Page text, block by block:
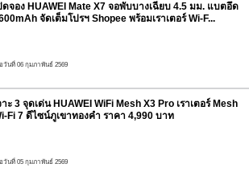
ดจอง HUAWEI Mate X7 จอพับบางเฉียบ 4.5 มม. แบตอึด
จัดเต็มโปรฯ Shopee พร้อมเราเตอร์ Wi-F...
วันที่ 06 กุมภาพันธ์ 2569
าะ 3 จุดเด่น HUAWEI WiFi Mesh X3 Pro เราเตอร์ Mesh
Fi 7 ดีไซน์ภูเขาทองคำ ราคา 4,990 บาท
วันที่ 05 กุมภาพันธ์ 2569